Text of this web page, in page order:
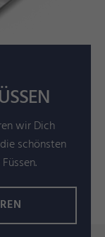
wir Dich
schönsten